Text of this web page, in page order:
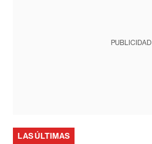
PUBLICIDAD
LAS ÚLTIMAS